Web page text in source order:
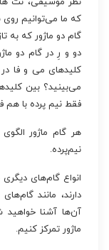
که ما می‌توانیم روی
گام دو ماژور که به
دو و رِ در گام دو
کلیدهای می و فا در
می‌بینید؟ بین
فقط نیم پرده با هم
هر گام ماژور الگوی
نیم‌پرده.
انواع گام‌های
دارند، مانند
آن‌ها آشنا خواهید
ماژور تمرکز کنیم.